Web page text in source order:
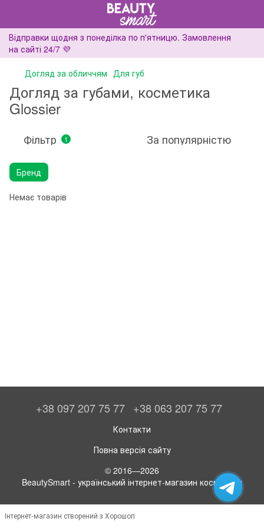
Відправки щодня з понеділка по п'ятницю. Замовлення
на сайті 24/7 💜
Догляд за обличчям Для губ
Догляд за губами, косметика
Glossier
Фільтр 1 За популярністю
Бренд
Немає товарів
+38 097 207 75 77 +38 063 207 75 77
Контакти
Повна версія сайту
© 2016—2026
BeautySmart - український інтернет-магазин косметики
Інтернет-магазин створений з Хорошоп